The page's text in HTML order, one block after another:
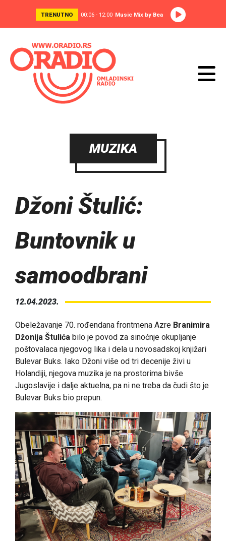
TRENUTNO 00:06 - 12:00 Music Mix by Bea
MUZIKA
Džoni Štulić:
Buntovnik u
samoodbrani
12.04.2023.
Obeležavanje 70. rođendana frontmena Azre Branimira
Džonija Štulića bilo je povod za sinoćnje okupljanje
poštovalaca njegovog lika i dela u novosadskoj knjižari
Bulevar Buks. Iako Džoni više od tri decenije živi u
Holandiji, njegova muzika je na prostorima bivše
Jugoslavije i dalje aktuelna, pa ni ne treba da čudi što je
Bulevar Buks bio prepun.